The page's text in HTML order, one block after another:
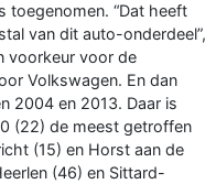
toegenomen. “Dat heeft
van dit auto-onderdeel”,
voorkeur voor de
Volkswagen. En dan
2004 en 2013. Daar is
(22) de meest getroffen
(15) en Horst aan de
(46) en Sittard-